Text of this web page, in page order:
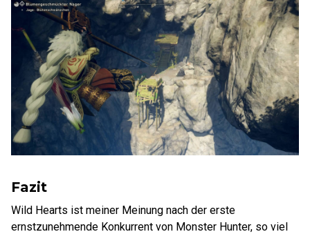
Fazit
Wild Hearts ist meiner Meinung nach der erste
ernstzunehmende Konkurrent von Monster Hunter, so viel